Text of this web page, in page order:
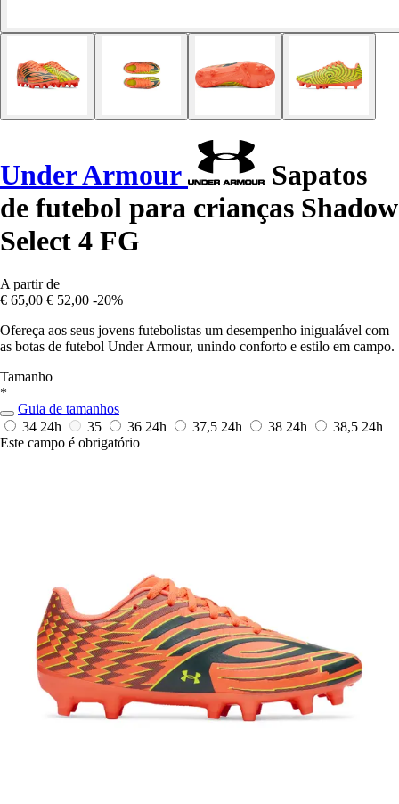
Under Armour
Sapatos
de futebol para crianças Shadow
Select 4 FG
A partir de
€ 65,00 € 52,00 -20%
Ofereça aos seus jovens futebolistas um desempenho inigualável com
as botas de futebol Under Armour, unindo conforto e estilo em campo.
Tamanho
*
Guia de tamanhos
34 24h 35 36 24h 37,5 24h 38 24h 38,5 24h
Este campo é obrigatório